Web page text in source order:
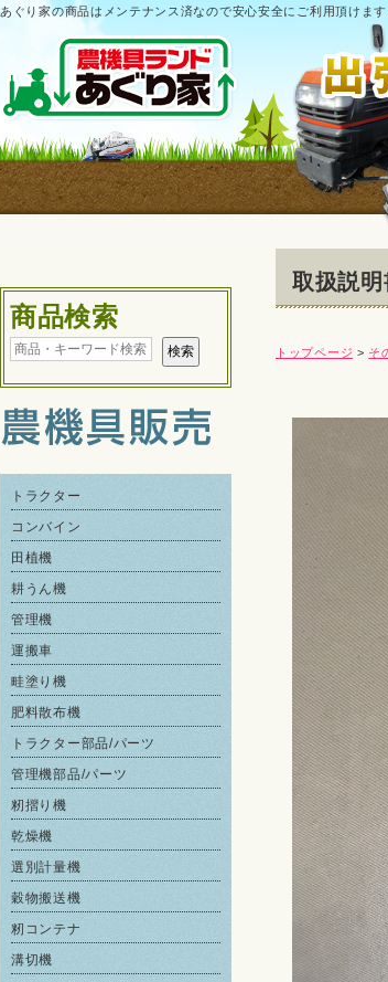
あぐり家の商品はメンテナンス済なので安心安全にご利用頂けます
商品検索
トラクター
コンバイン
田植機
耕うん機
管理機
運搬車
畦塗り機
肥料散布機
トラクター部品/パーツ
管理機部品/パーツ
籾摺り機
乾燥機
選別計量機
穀物搬送機
籾コンテナ
溝切機
取扱説
トップページ > そ